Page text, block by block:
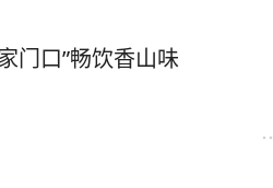
门口”畅饮香山味